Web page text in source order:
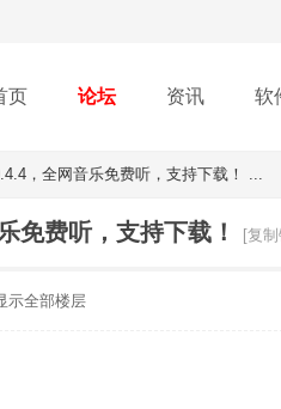
页 论坛 资讯 软
，全网音乐免费听，支持下载！ ...
免费听，支持下载！ [复
示全部楼层